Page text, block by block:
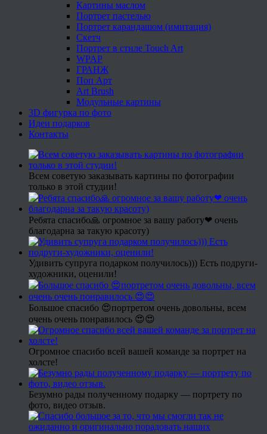
Картины маслом
Портрет пастелью
Портрет карандашом (имитация)
Скетч
Портрет в стиле Touch Art
WPAP
ГРАНЖ
Поп Арт
Art Brush
Модульные картины
3D фигурка по фото
Идеи подарков
Контакты
Всем советую заказывать картины по фотографии
только в этой студии!
Ребята спасибо🙏 огромное за вашу работу❤ очень
благодарна за такую красоту)
Удивить супруга подарком получилось))) Есть подруги-
художники, оценили!
Большое спасибо 😍портретом очень довольны, всем
очень очень понравилось 😍😍
Огромное спасибо всей вашей команде за портрет на
холсте!
Безумно рады полученному подарку — портрету по
фото, видео отзыв.